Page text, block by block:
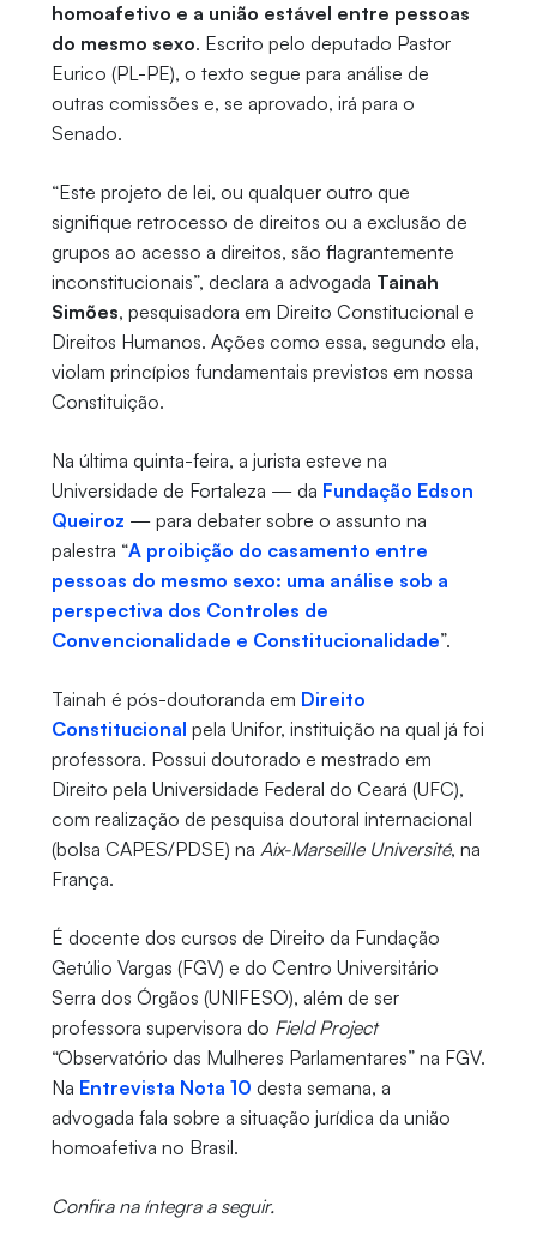
homoafetivo e a união estável entre pessoas
do mesmo sexo. Escrito pelo deputado Pastor
Eurico (PL-PE), o texto segue para análise de
outras comissões e, se aprovado, irá para o
Senado.
“Este projeto de lei, ou qualquer outro que
signifique retrocesso de direitos ou a exclusão de
grupos ao acesso a direitos, são flagrantemente
inconstitucionais”, declara a advogada Tainah
Simões, pesquisadora em Direito Constitucional e
Direitos Humanos. Ações como essa, segundo ela,
violam princípios fundamentais previstos em nossa
Constituição.
Na última quinta-feira, a jurista esteve na
Universidade de Fortaleza — da Fundação Edson
Queiroz — para debater sobre o assunto na
palestra “A proibição do casamento entre
pessoas do mesmo sexo: uma análise sob a
perspectiva dos Controles de
Convencionalidade e Constitucionalidade”.
Tainah é pós-doutoranda em Direito
Constitucional pela Unifor, instituição na qual já foi
professora. Possui doutorado e mestrado em
Direito pela Universidade Federal do Ceará (UFC),
com realização de pesquisa doutoral internacional
(bolsa CAPES/PDSE) na Aix-Marseille Université, na
França.
É docente dos cursos de Direito da Fundação
Getúlio Vargas (FGV) e do Centro Universitário
Serra dos Órgãos (UNIFESO), além de ser
professora supervisora do Field Project
“Observatório das Mulheres Parlamentares” na FGV.
Na Entrevista Nota 10 desta semana, a
advogada fala sobre a situação jurídica da união
homoafetiva no Brasil.
Confira na íntegra a seguir.